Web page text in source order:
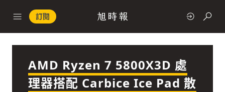
訂閱
政治
AMD Ryzen 7 5800X3D 處
理器搭配 Carbice Ice Pad 散